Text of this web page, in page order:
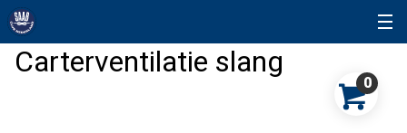
Carterventilatie slang
0